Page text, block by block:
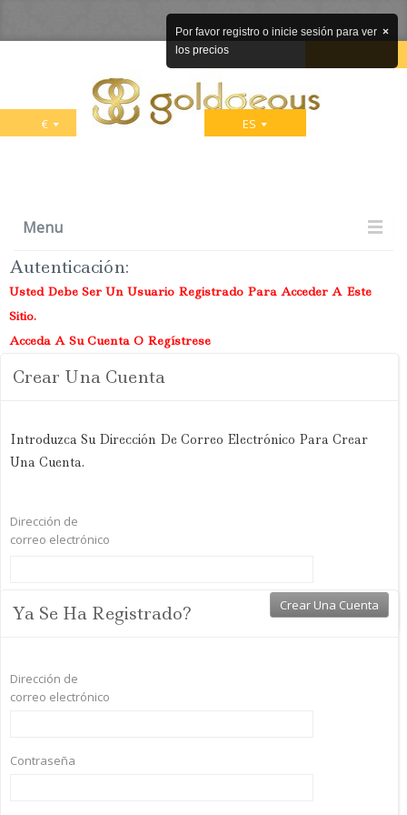
€ ES
Menu
Autenticación:
Usted Debe Ser Un Usuario Registrado Para Acceder A Este
Sitio.
Acceda A Su Cuenta O Regístrese
Crear Una Cuenta
Introduzca Su Dirección De Correo Electrónico Para Crear
Una Cuenta.
Dirección de
correo electrónico
Ya Se Ha Registrado?
Dirección de
correo electrónico
Contraseña
×
Por favor registro o inicie sesión para ver
los precios